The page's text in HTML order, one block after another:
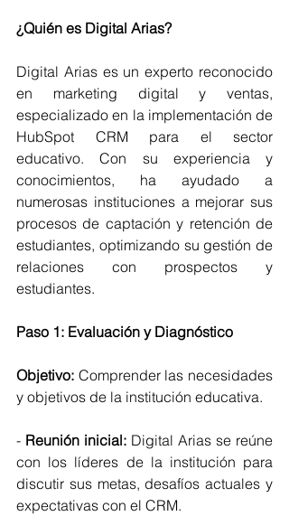
¿Quién es Digital Arias?
Digital Arias es un experto reconocido
en marketing digital y ventas,
especializado en la implementación de
HubSpot CRM para el sector
educativo. Con su experiencia y
conocimientos, ha ayudado a
numerosas instituciones a mejorar sus
procesos de captación y retención de
estudiantes, optimizando su gestión de
relaciones con prospectos y
estudiantes.
Paso 1: Evaluación y Diagnóstico
Objetivo: Comprender las necesidades
y objetivos de la institución educativa.
- Reunión inicial: Digital Arias se reúne
con los líderes de la institución para
discutir sus metas, desafíos actuales y
expectativas con el CRM.